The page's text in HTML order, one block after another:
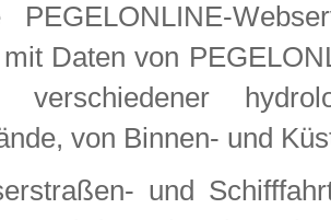
Daten von
verschiedener
von Binnen- und
und